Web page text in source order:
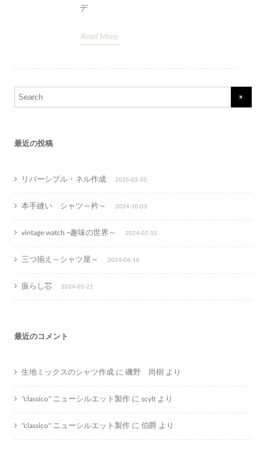
デ
Read More
Search
for:
最近の投稿
リバーシブル・ネル作成 2025-02-05
本手縫い シャツ～衿～ 2024-10-03
vintage watch ~趣味の世界～ 2024-07-15
三つ揃え～シャツ屋～ 2024-06-16
振らし芯 2024-05-21
最近のコメント
生地ミックスのシャツ作成 に 磯野 尚樹 より
”classico” ニューシルエット製作 に scylt より
”classico” ニューシルエット製作 に 伯爵 より